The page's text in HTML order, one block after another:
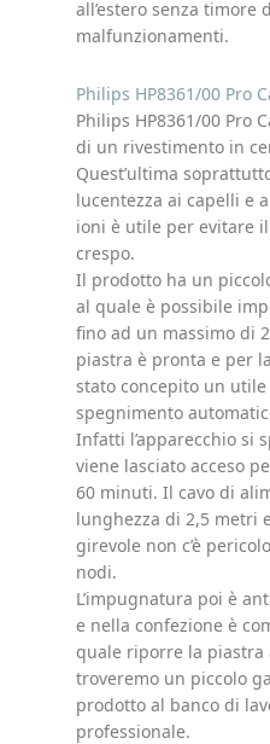
all’estero senza timore
malfunzionamenti.
Philips HP8361/00 Pro
Philips HP8361/00 Pro
di un rivestimento in
Quest’ultima
lucentezza ai capelli e
ioni è utile per evitare
crespo.
Il prodotto ha un
al quale è possibile
fino ad un massimo di
piastra è pronta e per
stato concepito un
spegnimento
Infatti l’apparecchio si
viene lasciato acceso
60 minuti. Il cavo di
lunghezza di 2,5 metri
girevole non c’è
nodi.
L’impugnatura poi è
e nella confezione è
quale riporre la piastra
troveremo un piccolo
prodotto al banco di
professionale.